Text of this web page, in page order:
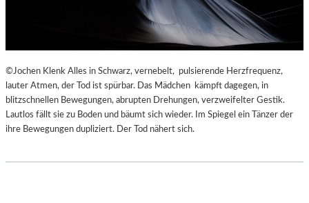
©Jochen Klenk Alles in Schwarz, vernebelt, pulsierende Herzfrequenz,
lauter Atmen, der Tod ist spürbar. Das Mädchen kämpft dagegen, in
blitzschnellen Bewegungen, abrupten Drehungen, verzweifelter Gestik.
Lautlos fällt sie zu Boden und bäumt sich wieder. Im Spiegel ein Tänzer der
ihre Bewegungen dupliziert. Der Tod nähert sich.